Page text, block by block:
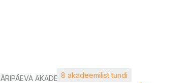
ÄRIPÄEVA AKADEEMIA8 akadeemilist tundi